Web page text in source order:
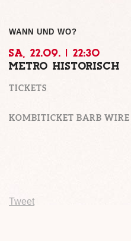
WANN UND WO?
SA, 22.09. | 22:30
METRO HISTORISCH
TICKETS
KOMBITICKET BARB
Tweet